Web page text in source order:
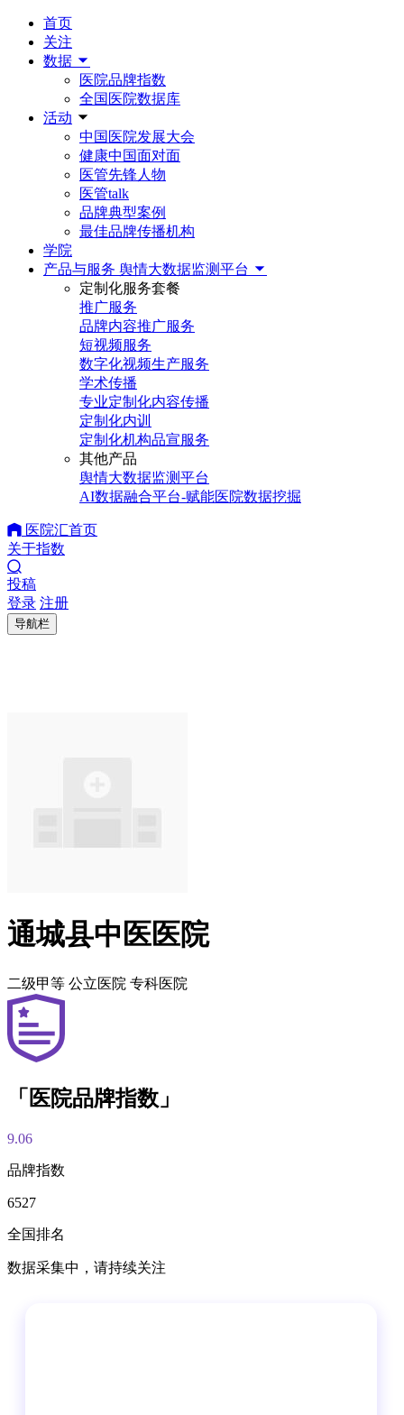
首页
关注
数据
医院品牌指数
全国医院数据库
活动
中国医院发展大会
健康中国面对面
医管先锋人物
医管talk
品牌典型案例
最佳品牌传播机构
学院
产品与服务 舆情大数据监测平台
定制化服务套餐
推广服务
品牌内容推广服务
短视频服务
数字化视频生产服务
学术传播
专业定制化内容传播
定制化内训
定制化机构品宣服务
其他产品
舆情大数据监测平台
AI数据融合平台-赋能医院数据挖掘
医院汇首页
关于指数
投稿
登录 注册
导航栏
通城县中医医院
二级甲等 公立医院 专科医院
「医院品牌指数」
9.06
品牌指数
6527
全国排名
数据采集中，请持续关注